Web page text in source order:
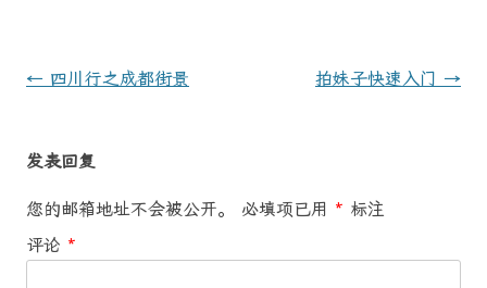
文
导
← 四川行之成都街景 拍妹子快速入门 →
发表回复
您的邮箱地址不会被公开。 必填项已用 * 标注
评论 *